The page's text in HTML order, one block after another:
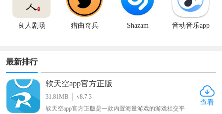
良人剧场 猎曲奇兵 Shazam 音动音乐app
最新排行
软天空app官方正版
31.81MB
v8.7.3
软天空app官方正版是一款内置海量游戏的游戏社交平
查看